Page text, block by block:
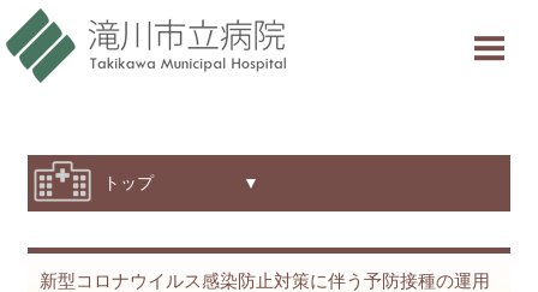
当院について
診療科・部門紹介
採用情報
トップ ▼
新型コロナウイルス感染防止対策に伴う予防接種の運用